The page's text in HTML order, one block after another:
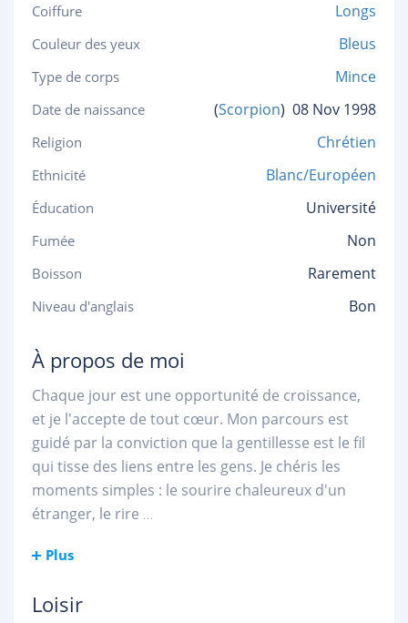
Coiffure Longs
Couleur des yeux Bleus
Type de corps Mince
Date de naissance (Scorpion) 08 Nov 1998
Religion Chrétien
Ethnicité Blanc/Européen
Éducation Université
Fumée Non
Boisson Rarement
Niveau d'anglais Bon
À propos de moi
Chaque jour est une opportunité de croissance,
et je l'accepte de tout cœur. Mon parcours est
guidé par la conviction que la gentillesse est le fil
qui tisse des liens entre les gens. Je chéris les
moments simples : le sourire chaleureux d'un
étranger, le rire ...
Plus
Loisir